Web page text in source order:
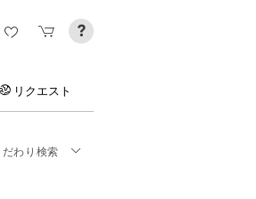
リクエスト
だわり検索